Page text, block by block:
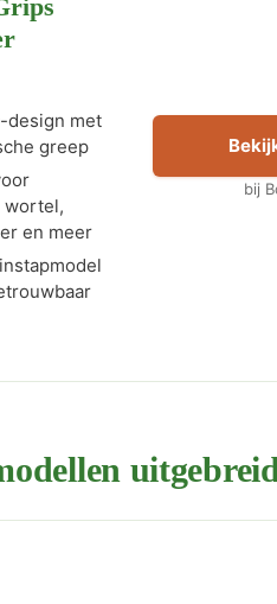
design met
greep
wortel,
en meer
bij